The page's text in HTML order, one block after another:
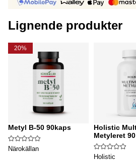
Lignende produkter
20%
Metyl B-50 90kaps
Närokällan
Holistic
Metyleret
Holistic